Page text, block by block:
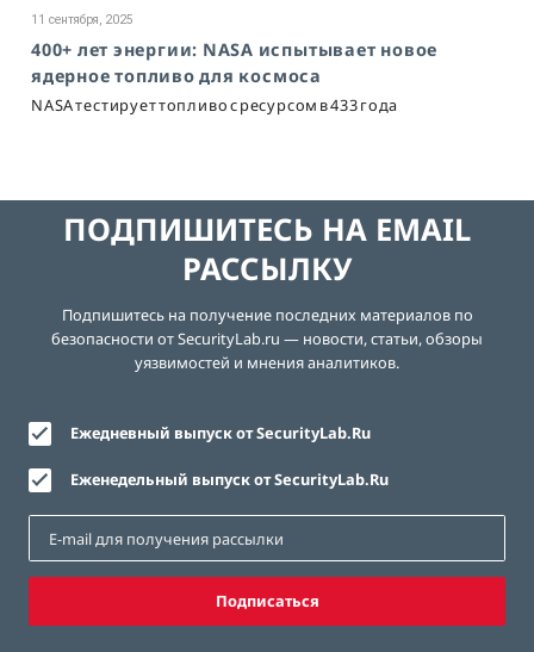
11 сентября, 2025
400+ лет энергии: NASA испытывает новое
ядерное топливо для космоса
NASA тестирует топливо с ресурсом в 433 года
ПОДПИШИТЕСЬ НА EMAIL
РАССЫЛКУ
Подпишитесь на получение последних материалов по
безопасности от SecurityLab.ru — новости, статьи, обзоры
уязвимостей и мнения аналитиков.
Ежедневный выпуск от SecurityLab.Ru
Еженедельный выпуск от SecurityLab.Ru
Подписаться